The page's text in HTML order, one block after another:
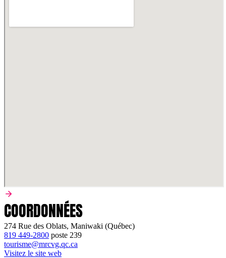
COORDONNÉES
274 Rue des Oblats, Maniwaki (Québec)
819 449-2800 poste 239
tourisme@mrcvg.qc.ca
Visitez le site web